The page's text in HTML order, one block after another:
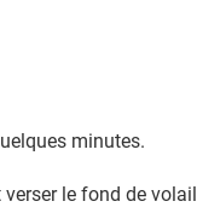
minutes.
le fond de